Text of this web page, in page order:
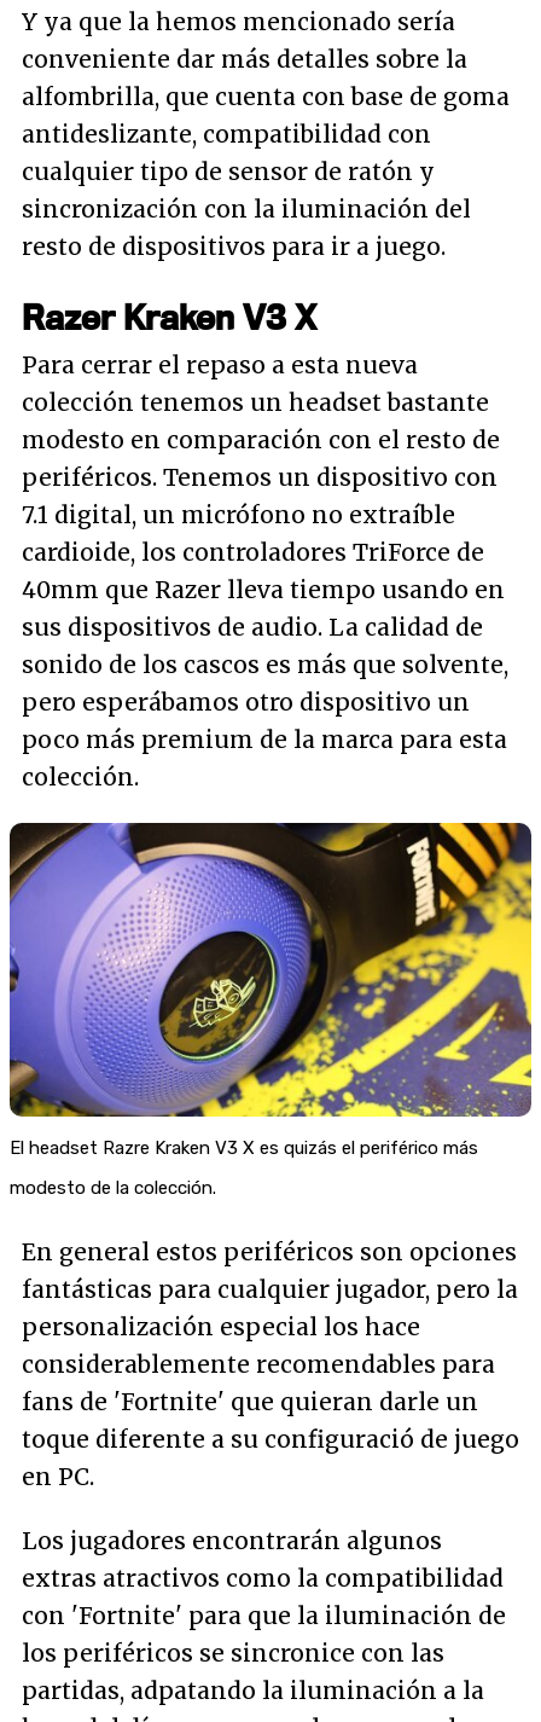
Y ya que la hemos mencionado sería
conveniente dar más detalles sobre la
alfombrilla, que cuenta con base de goma
antideslizante, compatibilidad con
cualquier tipo de sensor de ratón y
sincronización con la iluminación del
resto de dispositivos para ir a juego.
Razer Kraken V3 X
Para cerrar el repaso a esta nueva
colección tenemos un headset bastante
modesto en comparación con el resto de
periféricos. Tenemos un dispositivo con
7.1 digital, un micrófono no extraíble
cardioide, los controladores TriForce de
40mm que Razer lleva tiempo usando en
sus dispositivos de audio. La calidad de
sonido de los cascos es más que solvente,
pero esperábamos otro dispositivo un
poco más premium de la marca para esta
colección.
El headset Razre Kraken V3 X es quizás el periférico más
modesto de la colección.
En general estos periféricos son opciones
fantásticas para cualquier jugador, pero la
personalización especial los hace
considerablemente recomendables para
fans de 'Fortnite' que quieran darle un
toque diferente a su configuració de juego
en PC.
Los jugadores encontrarán algunos
extras atractivos como la compatibilidad
con 'Fortnite' para que la iluminación de
los periféricos se sincronice con las
partidas, adpatando la iluminación a la